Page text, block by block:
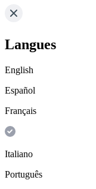
Langues
English
Español
Français
Italiano
Português